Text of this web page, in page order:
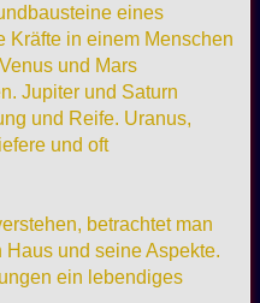
eines
Kräfte in einem Menschen
und Mars
Jupiter und Saturn
und Reife. Uranus,
und oft
betrachtet man
und seine Aspekte.
ein lebendiges